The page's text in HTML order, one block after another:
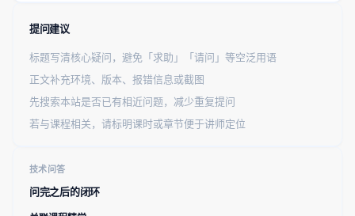
提问建议
标题写清核心疑问，避免「求助」「请问」等空泛用语
正文补充环境、版本、报错信息或截图
先搜索本站是否已有相近问题，减少重复提问
若与课程相关，请标明课时或章节便于讲师定位
技术问答
问完之后的闭环